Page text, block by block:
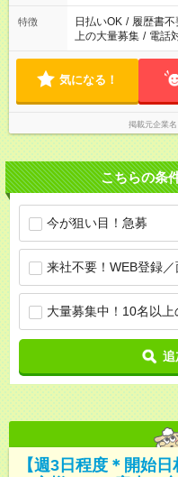
特徴 日払いOK / 履歴書不
上の大量募集 / 電話
気になる！
掲載元企業名
こちらの条
今が狙い目！急募
来社不要！WEB登録
大量募集中！10名以
追
【週3日程度＊開始